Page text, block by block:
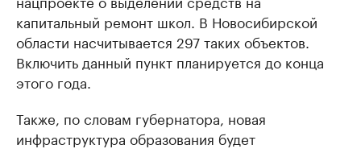
капитальный ремонт школ. В Новосибирской
области насчитывается 297 таких объектов.
Включить данный пункт планируется до конца
этого года.
Также, по словам губернатора, новая
инфраструктура образования будет